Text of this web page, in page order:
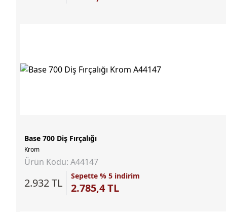
Base 700 Diş Fırçalığı
Krom
Ürün Kodu: A44147
2.932 TL
Sepette % 5 indirim
2.785,4 TL